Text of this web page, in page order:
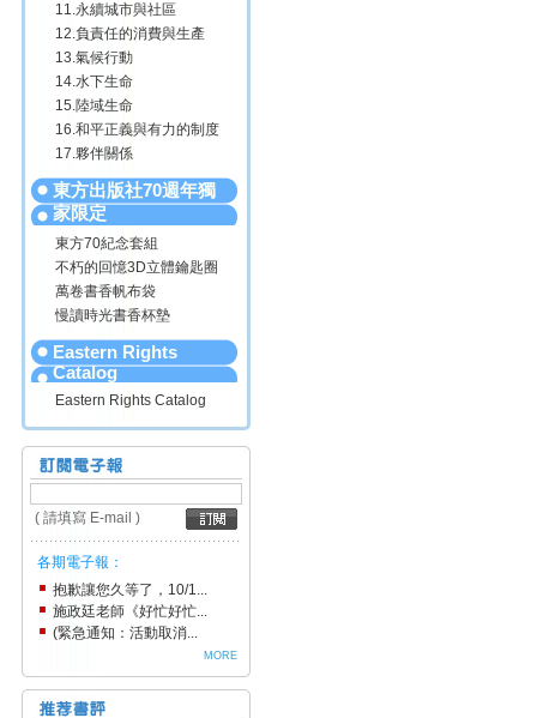
11.永續城市與社區
12.負責任的消費與生產
13.氣候行動
14.水下生命
15.陸域生命
16.和平正義與有力的制度
17.夥伴關係
東方出版社70週年獨
家限定
東方70紀念套組
不朽的回憶3D立體鑰匙圈
萬卷書香帆布袋
慢讀時光書香杯墊
Eastern Rights
Catalog
Eastern Rights Catalog
( 請填寫 E-mail )
各期電子報：
抱歉讓您久等了，10/1...
施政廷老師《好忙好忙...
(緊急通知：活動取消...
MORE